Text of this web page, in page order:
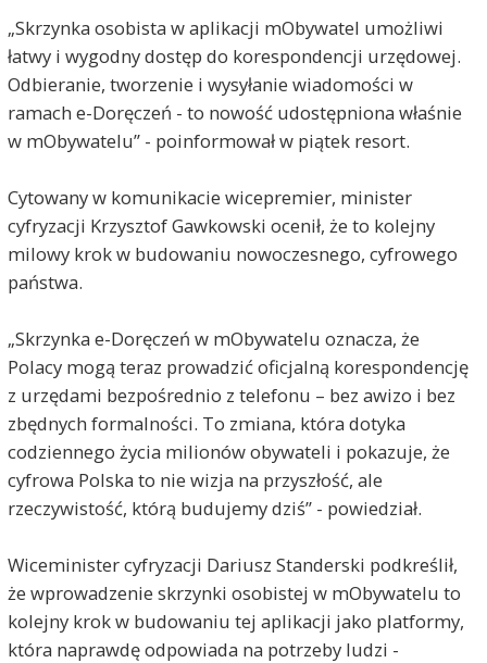
„Skrzynka osobista w aplikacji mObywatel umożliwi
łatwy i wygodny dostęp do korespondencji urzędowej.
Odbieranie, tworzenie i wysyłanie wiadomości w
ramach e-Doręczeń - to nowość udostępniona właśnie
w mObywatelu” - poinformował w piątek resort.
Cytowany w komunikacie wicepremier, minister
cyfryzacji Krzysztof Gawkowski ocenił, że to kolejny
milowy krok w budowaniu nowoczesnego, cyfrowego
państwa.
„Skrzynka e-Doręczeń w mObywatelu oznacza, że
Polacy mogą teraz prowadzić oficjalną korespondencję
z urzędami bezpośrednio z telefonu – bez awizo i bez
zbędnych formalności. To zmiana, która dotyka
codziennego życia milionów obywateli i pokazuje, że
cyfrowa Polska to nie wizja na przyszłość, ale
rzeczywistość, którą budujemy dziś” - powiedział.
Wiceminister cyfryzacji Dariusz Standerski podkreślił,
że wprowadzenie skrzynki osobistej w mObywatelu to
kolejny krok w budowaniu tej aplikacji jako platformy,
która naprawdę odpowiada na potrzeby ludzi -